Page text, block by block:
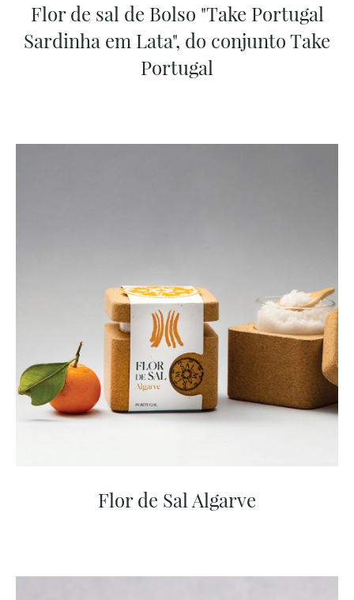
Flor de sal de Bolso "Take Portugal
Sardinha em Lata", do conjunto Take
Portugal
Flor de Sal Algarve